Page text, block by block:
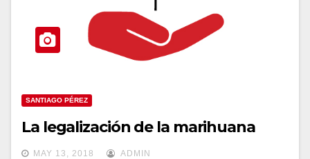
SANTIAGO PÉREZ
La legalización de la marihuana
MAY 13, 2018 ADMIN